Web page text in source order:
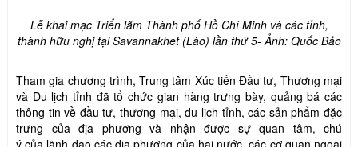
Lễ khai mạc Triển lãm Thành phố Hồ Chí Minh và các tỉnh,
thành hữu nghị tại Savannakhet (Lào) lần thứ 5- Ảnh: Quốc Bảo
Tham gia chương trình, Trung tâm Xúc tiến Đầu tư, Thương mại
và Du lịch tỉnh đã tổ chức gian hàng trưng bày, quảng bá các
thông tin về đầu tư, thương mại, du lịch tỉnh, các sản phẩm đặc
trưng của địa phương và nhận được sự quan tâm, chú